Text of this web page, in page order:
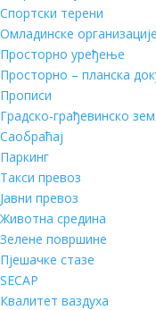
Спортски терени
Омладинске организације
Просторно уређење
Просторно – планска
Прописи
Градско-грађевинско
Саобраћај
Паркинг
Такси превоз
Јавни превоз
Животна средина
Зелене површине
Пјешачке стазе
SECAP
Квалитет ваздуха